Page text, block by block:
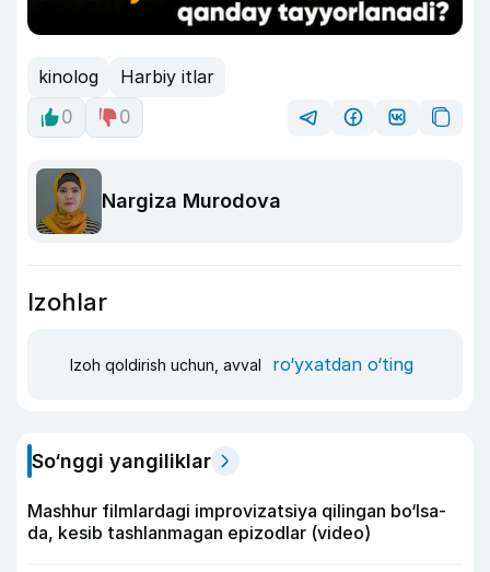
kinolog
Harbiy itlar
0
0
Nargiza Murodova
Izohlar
Izoh qoldirish uchun, avval ro‘yxatdan o‘ting
So‘nggi yangiliklar
Mashhur filmlardagi improvizatsiya qilingan bo‘lsa-
da, kesib tashlanmagan epizodlar (video)